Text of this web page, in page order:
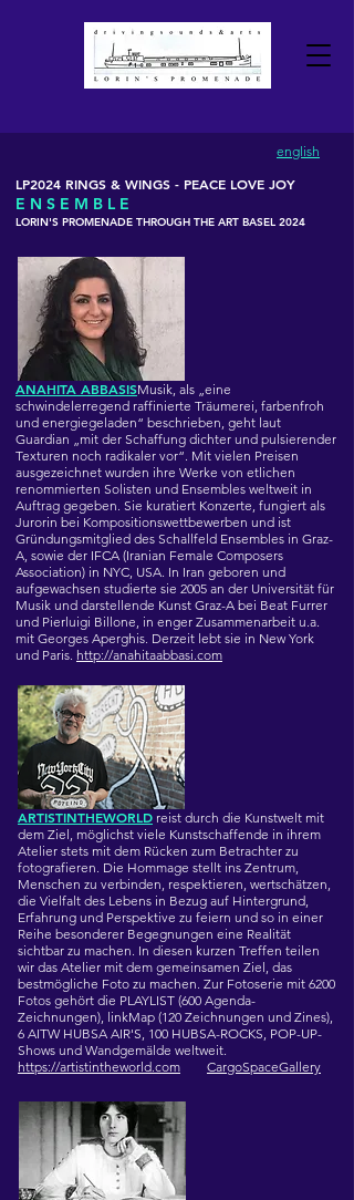
english
LP2024 RINGS & WINGS - PEACE LOVE JOY
E N S E M B L E
LORIN'S PROMENADE THROUGH THE ART BASEL 2024
ANAHITA ABBASISMusik, als „eine
schwindelerregend raffinierte Träumerei, farbenfroh
und energiegeladen“ beschrieben, geht laut
Guardian „mit der Schaffung dichter und pulsierender
Texturen noch radikaler vor“. Mit vielen Preisen
ausgezeichnet wurden ihre Werke von etlichen
renommierten Solisten und Ensembles weltweit in
Auftrag gegeben. Sie kuratiert Konzerte, fungiert als
Jurorin bei Kompositionswettbewerben und ist
Gründungsmitglied des Schallfeld Ensembles in Graz-
A, sowie der IFCA (Iranian Female Composers
Association) in NYC, USA. In Iran geboren und
aufgewachsen studierte sie 2005 an der Universität für
Musik und darstellende Kunst Graz-A bei Beat Furrer
und Pierluigi Billone, in enger Zusammenarbeit u.a.
mit Georges Aperghis. Derzeit lebt sie in New York
und Paris. http://anahitaabbasi.com
ARTISTINTHEWORLD reist durch die Kunstwelt mit
dem Ziel, möglichst viele Kunstschaffende in ihrem
Atelier stets mit dem Rücken zum Betrachter zu
fotografieren. Die Hommage stellt ins Zentrum,
Menschen zu verbinden, respektieren, wertschätzen,
die Vielfalt des Lebens in Bezug auf Hintergrund,
Erfahrung und Perspektive zu feiern und so in einer
Reihe besonderer Begegnungen eine Realität
sichtbar zu machen. In diesen kurzen Treffen teilen
wir das Atelier mit dem gemeinsamen Ziel, das
bestmögliche Foto zu machen. Zur Fotoserie mit 6200
Fotos gehört die PLAYLIST (600 Agenda-
Zeichnungen), linkMap (120 Zeichnungen und Zines),
6 AITW HUBSA AIR'S, 100 HUBSA-ROCKS, POP-UP-
Shows und Wandgemälde weltweit.
https://artistintheworld.com
CargoSpaceGallery